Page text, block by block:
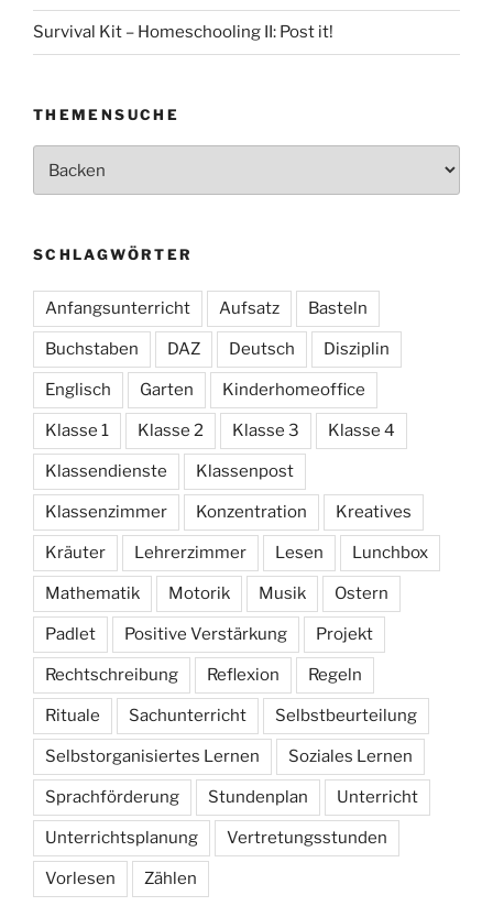
Survival Kit – Homeschooling II: Post it!
THEMENSUCHE
SCHLAGWÖRTER
Anfangsunterricht Aufsatz Basteln
Buchstaben DAZ Deutsch Disziplin
Englisch Garten Kinderhomeoffice
Klasse 1 Klasse 2 Klasse 3 Klasse 4
Klassendienste Klassenpost
Klassenzimmer Konzentration Kreatives
Kräuter Lehrerzimmer Lesen Lunchbox
Mathematik Motorik Musik Ostern
Padlet Positive Verstärkung Projekt
Rechtschreibung Reflexion Regeln
Rituale Sachunterricht Selbstbeurteilung
Selbstorganisiertes Lernen Soziales Lernen
Sprachförderung Stundenplan Unterricht
Unterrichtsplanung Vertretungsstunden
Vorlesen Zählen